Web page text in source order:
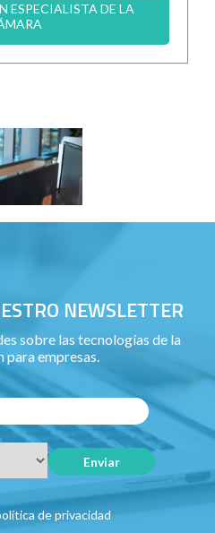
ESPECIALISTA DE LA
NEWSLETTER
sobre las tecnologías de la
para empresas.
de privacidad